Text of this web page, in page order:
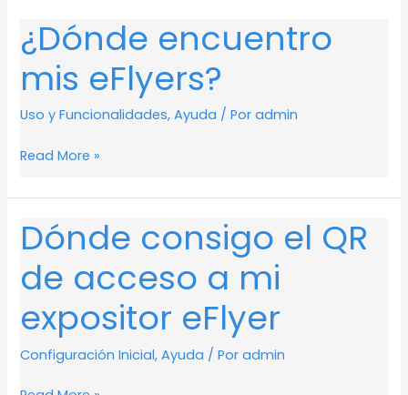
¿Dónde encuentro
mis eFlyers?
Uso y Funcionalidades,Ayuda / Poradmin
¿Dónde
encuentro
mis
Read More »
Dónde consigo el QR
de acceso a mi
expositor eFlyer
Configuración Inicial,Ayuda / Poradmin
Dónde
consigo
el
de
acceso
a
mi